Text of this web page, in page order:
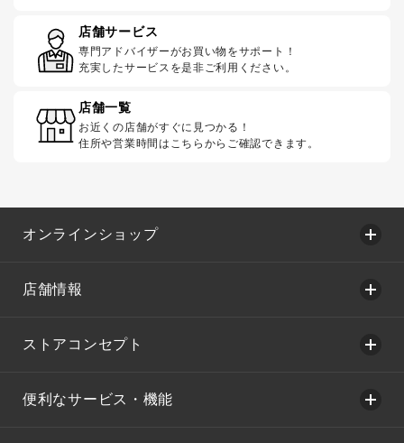
店舗サービス
専門アドバイザーがお買い物をサポート！
充実したサービスを是非ご利用ください。
店舗一覧
お近くの店舗がすぐに見つかる！
住所や営業時間はこちらからご確認できます。
オンラインショップ
店舗情報
ストアコンセプト
便利なサービス・機能